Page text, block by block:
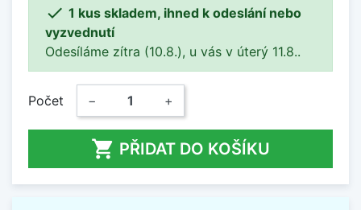
 1 kus skladem, ihned k odeslání nebo
vyzvednutí
Odesíláme zítra (10.8.), u vás v úterý 11.8..
Počet − +
 PŘIDAT DO KOŠÍKU